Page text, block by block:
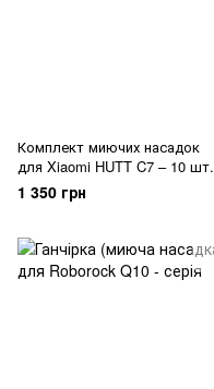
Комплект миючих насадок
для Xiaomi HUTT C7 – 10 шт.
1 350 грн